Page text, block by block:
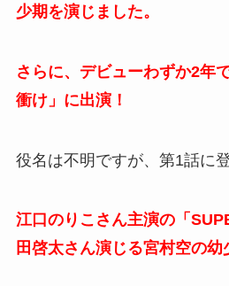
少期を演じました。
さらに、デビューわずか2年
衝け」に出演！
役名は不明ですが、第1話に
江口のりこさん主演の「
田啓太さん演じる宮村空の幼